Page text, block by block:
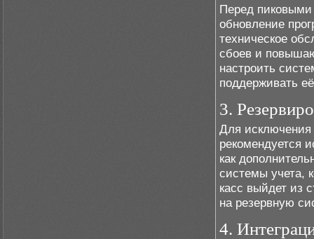
Перед пиковыми
обновление
техническое
сбоев и
настроить
поддерживать
3.
Для исключения
рекомендуется
как
системы учета,
касс выйдет из
на резервную
4.